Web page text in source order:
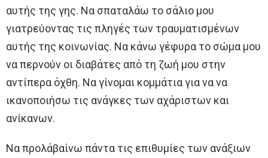
αυτής της γης. Να σπαταλάω το σάλιο μου
γιατρεύοντας τις πληγές των τραυματισμένων
αυτής της κοινωνίας. Να κάνω γέφυρα το σώμα μου
να περνούν οι διαβάτες από τη ζωή μου στην
αντίπερα όχθη. Να γίνομαι κομμάτια για να να
ικανοποιήσω τις ανάγκες των αχάριστων και
ανίκανων.
Να προλάβαίνω πάντα τις επιθυμίες των ανάξιων